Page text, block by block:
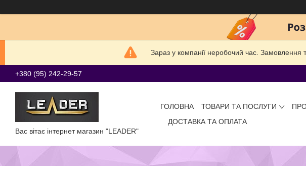
Зараз у компанії неробочий час. Замовлення
+380 (95) 242-29-57
Вас вітає інтернет магазин "LEADER"
ГОЛОВНА ТОВАРИ ТА ПОСЛУГИ
ДОСТАВКА ТА ОПЛАТА